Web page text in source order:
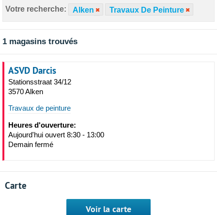
Votre recherche: Alken Travaux De Peinture
1 magasins trouvés
ASVD Darcis
Stationsstraat 34/12
3570 Alken
Travaux de peinture
Heures d'ouverture:
Aujourd'hui ouvert 8:30 - 13:00
Demain fermé
Carte
Voir la carte